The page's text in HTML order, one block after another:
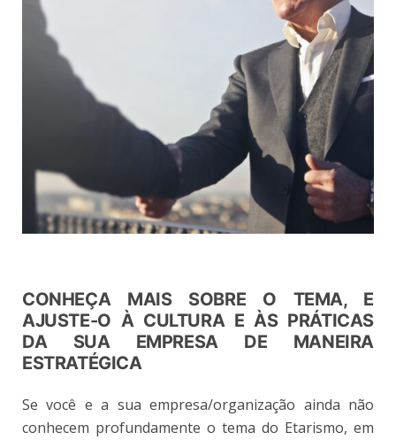
CONHEÇA MAIS SOBRE O TEMA, E
AJUSTE-O À CULTURA E ÀS PRÁTICAS
DA SUA EMPRESA DE MANEIRA
ESTRATÉGICA
Se você e a sua empresa/organização ainda não
conhecem profundamente o tema do Etarismo, em